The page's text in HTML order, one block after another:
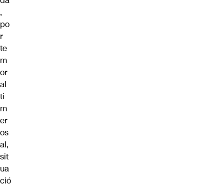
,
po
r
te
m
or
al
ti
m
er
os
al,
sit
ua
ció